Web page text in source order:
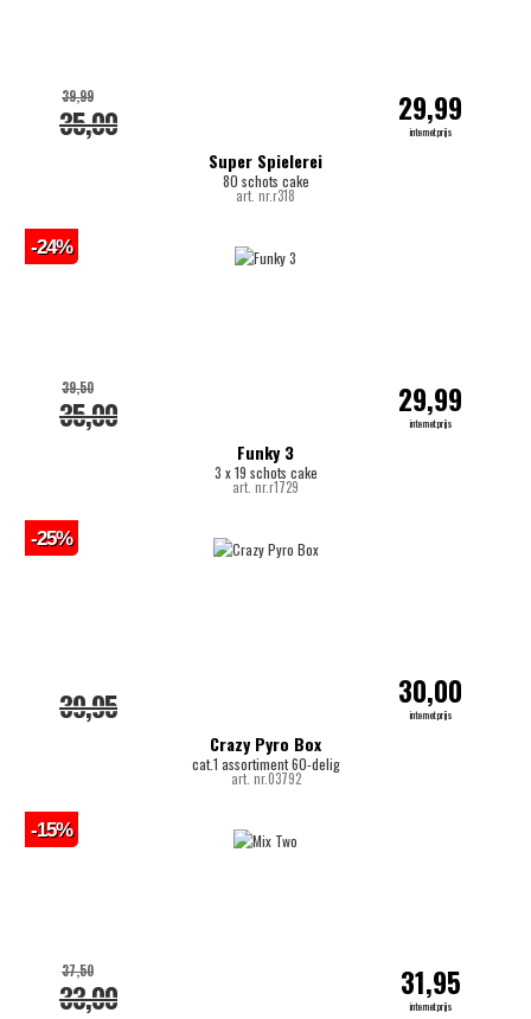
Super Spielerei
80 schots cake
art. nr.r318
35,00
39,99 29,99
internetprijs
Funky 3
3 x 19 schots cake
art. nr.r1729
35,00
39,50 29,99
internetprijs
-24%
Crazy Pyro Box
cat.1 assortiment 60-delig
art. nr.03792
39,95 30,00
internetprijs
-25%
33,00
37,50 31,95
internetprijs
-15%